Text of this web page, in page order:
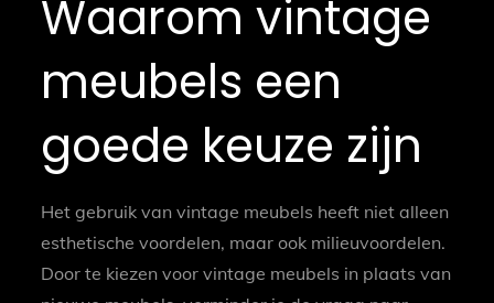
Waarom vintage
meubels een
goede keuze zijn
Het gebruik van vintage meubels heeft niet alleen
esthetische voordelen, maar ook milieuvoordelen.
Door te kiezen voor vintage meubels in plaats van